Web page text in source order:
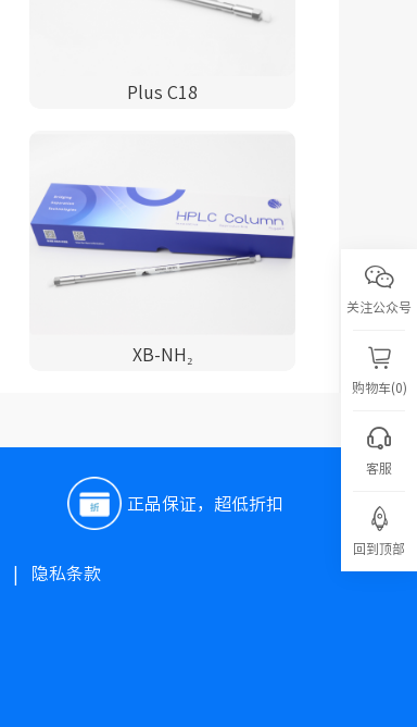
Plus C18
XB-NH₂
正品保证，超低折扣
隐私条款
关注公众号
购物车(0)
客服
回到顶部